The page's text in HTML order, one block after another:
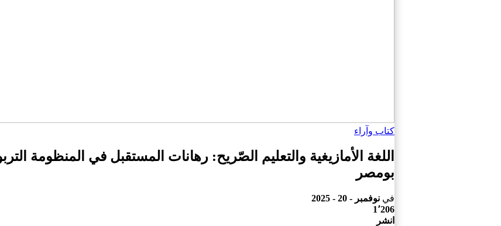
كتاب وآراء
اللغة الأمازيغية والتعليم الصّريح: رهانات المستقبل في المنظومة
بومصر
في نوفمبر - 20 - 2025
1٬206
انشر